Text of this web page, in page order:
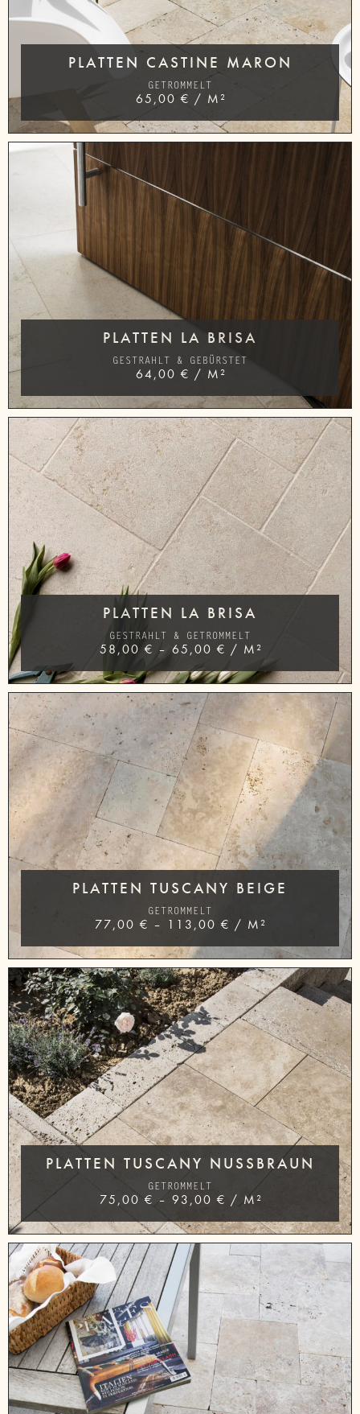
PLATTEN CASTINE MARON
GETROMMELT
65,00€ / M²
PLATTEN LA BRISA
GESTRAHLT & GEBÜRSTET
64,00€ / M²
PLATTEN LA BRISA
GESTRAHLT & GETROMMELT
58,00€ – 65,00€ / M²
PLATTEN TUSCANY BEIGE
GETROMMELT
77,00 € – 113,00€ / M²
PLATTEN TUSCANY NUSSBRAUN
GETROMMELT
75,00€ – 93,00€ / M²